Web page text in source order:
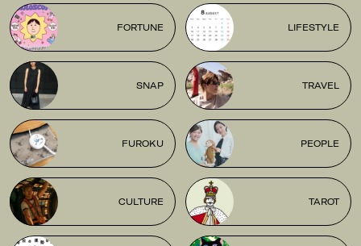
FORTUNE LIFESTYLE
SNAP TRAVEL
FUROKU PEOPLE
CULTURE TAROT